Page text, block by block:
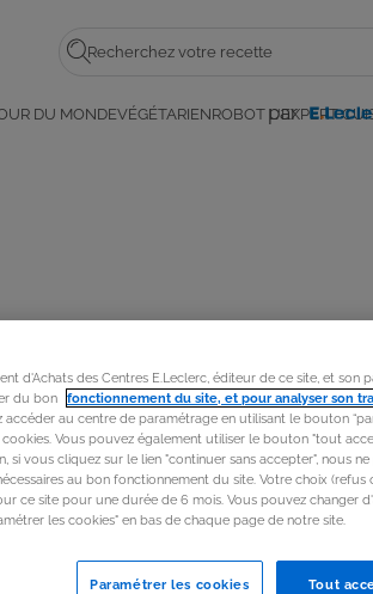
Rechercher
par
E.
DU MONDEVÉGÉTARIENROBOT L'EXPERT
d'Achats des Centres E.Leclerc, éditeur de ce site, et son
du bon fonctionnement du site, et pour analyser son
accéder au centre de paramétrage en utilisant le bouton
cookies. Vous pouvez également utiliser le bouton "tout
si vous cliquez sur le lien "continuer sans accepter", nous
au bon fonctionnement du site. Votre choix (refus
ce site pour une durée de 6 mois. Vous pouvez changer
les cookies" en bas de chaque page de notre site.
Tout
Paramétrer les cookies